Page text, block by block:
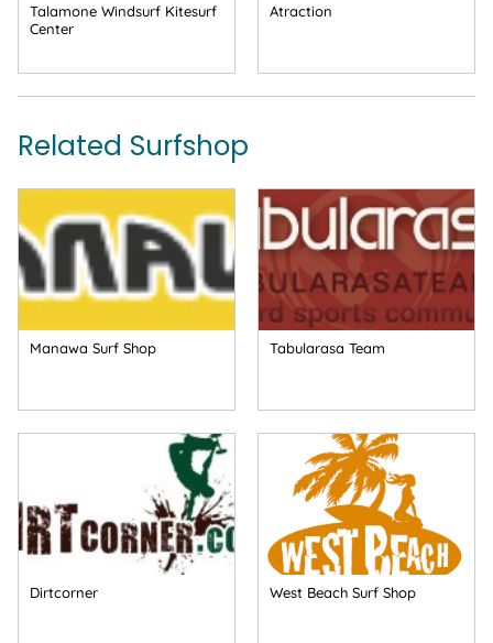
Talamone Windsurf Kitesurf
Center
Atraction
Related Surfshop
Manawa Surf Shop Tabularasa Team
Dirtcorner West Beach Surf Shop